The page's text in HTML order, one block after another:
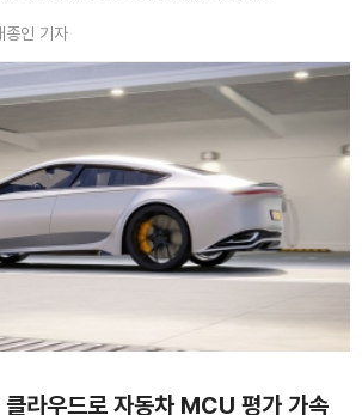
종인 기자
라우드로 자동차 MCU 평가 가속